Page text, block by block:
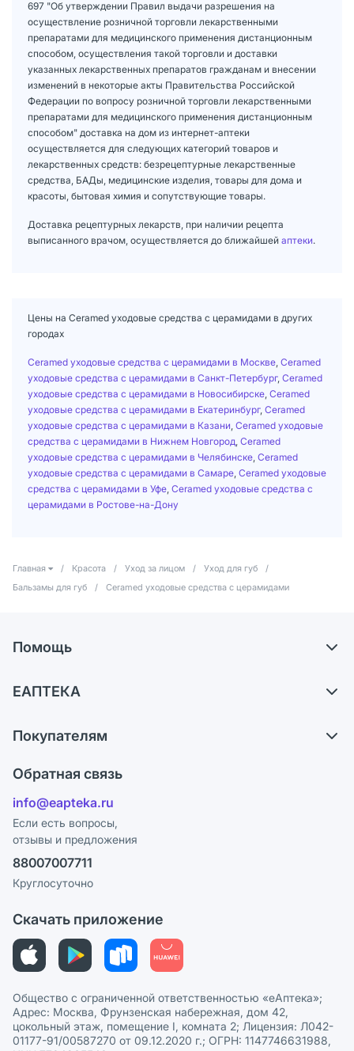
697 "Об утверждении Правил выдачи разрешения на
осуществление розничной торговли лекарственными
препаратами для медицинского применения дистанционным
способом, осуществления такой торговли и доставки
указанных лекарственных препаратов гражданам и внесении
изменений в некоторые акты Правительства Российской
Федерации по вопросу розничной торговли лекарственными
препаратами для медицинского применения дистанционным
способом" доставка на дом из интернет-аптеки
осуществляется для следующих категорий товаров и
лекарственных средств: безрецептурные лекарственные
средства, БАДы, медицинские изделия, товары для дома и
красоты, бытовая химия и сопутствующие товары.
Доставка рецептурных лекарств, при наличии рецепта
выписанного врачом, осуществляется до ближайшей аптеки.
Цены на Ceramed уходовые средства с церамидами в других
городах
Ceramed уходовые средства с церамидами в Москве Ceramed
уходовые средства с церамидами в Санкт-Петербург, Ceramed
уходовые средства с церамидами в Новосибирске Ceramed
уходовые средства с церамидами в Екатеринбург, Ceramed
уходовые средства с церамидами в Казани Ceramed уходовые
средства с церамидами в Нижнем Новгород Ceramed
уходовые средства с церамидами в Челябинске Ceramed
уходовые средства с церамидами в Самаре Ceramed уходовые
средства с церамидами в Уфе Ceramed уходовые средства с
церамидами в Ростове-на-Дону
Главная / Красота / Уход за лицом / Уход для губ
/
Бальзамы для губ
/ Ceramed уходовые средства с церамидами
Помощь
Самовывоз из аптек
Ответы на вопросы
Блог
ЕАПТЕКА
Карьера
Поставщики
Лицензия
Реклама на сайте
Ваши товары на ЕАПТЕКЕ
Покупателям
Программа СберСпасибо
Политика конфиденциальности
Пользовательское соглашение
Политика рекомендаций
Этика и соответствие
Политика в отношении обработки персональных данных
Обратная связь
info@eapteka.ru
Если есть вопросы,
отзывы и предложения
88007007711
Круглосуточно
Скачать приложение
Общество с ограниченной ответственностью «еАптека»;
Адрес: Москва, Фрунзенская набережная, дом 42,
цокольный этаж, помещение I, комната 2; Лицензия: Л042-
01177-91/00587270 от 09.12.2020 г.; ОГРН: 1147746631988,